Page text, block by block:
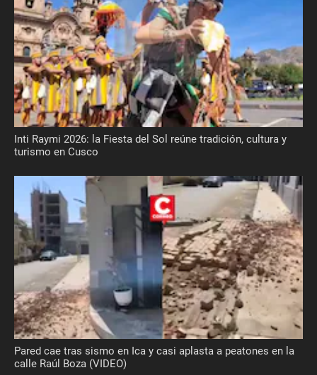
Inti Raymi 2026: la Fiesta del Sol reúne tradición, cultura y
turismo en Cusco
Pared cae tras sismo en Ica y casi aplasta a peatones en la
calle Raúl Boza (VIDEO)